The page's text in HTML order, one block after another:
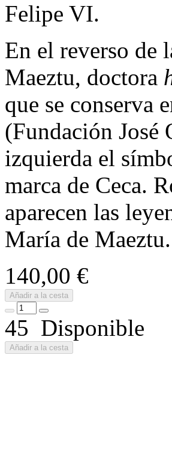
Felipe VI.
En el reverso de
Maeztu, doctora
que se conserva
(Fundación José
izquierda el
marca de Ceca.
aparecen las
María de Maeztu.
140,00 €
Añadir a la cesta
45 Disponible
Añadir a la cesta